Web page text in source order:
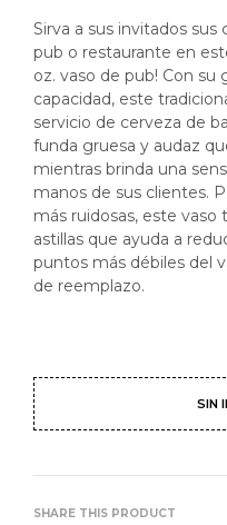
Sirva a sus invitados sus
pub o restaurante en
oz. vaso de pub! Con su
capacidad, este
servicio de cerveza de
funda gruesa y audaz
mientras brinda una
manos de sus clientes.
más ruidosas, este
astillas que ayuda a
puntos más débiles del
de reemplazo.
SIN
SHARE THIS PRODUCT